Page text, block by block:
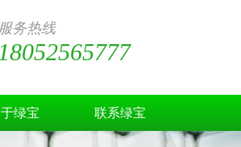
服务热线
18052565777
绿宝 联系绿宝